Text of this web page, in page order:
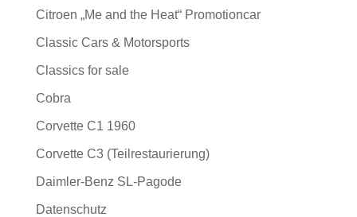
Citroen „Me and the Heat“ Promotioncar
Classic Cars & Motorsports
Classics for sale
Cobra
Corvette C1 1960
Corvette C3 (Teilrestaurierung)
Daimler-Benz SL-Pagode
Datenschutz